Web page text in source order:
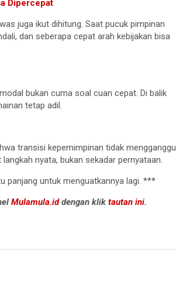
Dipercepat
juga ikut dihitung. Saat pucuk pimpinan
dan seberapa cepat arah kebijakan bisa
bukan cuma soal cuan cepat. Di balik
tetap adil.
transisi kepemimpinan tidak mengganggu
nyata, bukan sekadar pernyataan.
panjang untuk menguatkannya lagi. ***
Mulamula.iddengan klik tautan ini.